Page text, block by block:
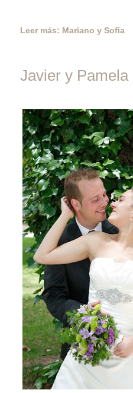
Leer más: Mariano y Sofia
Javier y Pamela